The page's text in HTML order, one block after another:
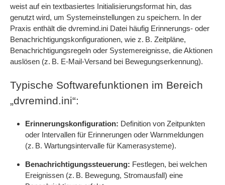
weist auf ein textbasiertes Initialisierungsformat hin, das
genutzt wird, um Systemeinstellungen zu speichern. In der
Praxis enthält die dvremind.ini Datei häufig Erinnerungs- oder
Benachrichtigungskonfigurationen, wie z. B. Zeitpläne,
Benachrichtigungsregeln oder Systemereignisse, die Aktionen
auslösen (z. B. E-Mail-Versand bei Bewegungserkennung).
Typische Softwarefunktionen im Bereich
„dvremind.ini“:
Erinnerungskonfiguration: Definition von Zeitpunkten
oder Intervallen für Erinnerungen oder Warnmeldungen
(z. B. Wartungsintervalle für Kamerasysteme).
Benachrichtigungssteuerung: Festlegen, bei welchen
Ereignissen (z. B. Bewegung, Stromausfall) eine